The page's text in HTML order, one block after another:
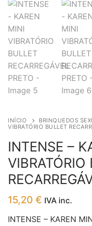
INÍCIO BRINQUEDOS
VIBRATÓRIO BULLET
INTENSE –
VIBRATÓRIO
15,20 € IVA inc.
INTENSE – KAREN